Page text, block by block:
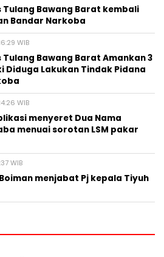
Bawang Barat kembali
Bandar Narkoba
WIB
Bawang Barat Amankan 3
Diduga Lakukan Tindak Pidana
WIB
menyeret Dua Nama
menuai sorotan LSM pakar
WIB
menjabat Pj kepala Tiyuh